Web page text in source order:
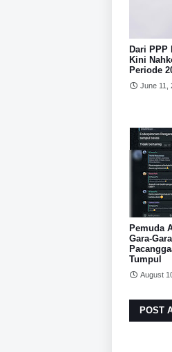
Dari PPP
Kini
Periode
June 11,
Pemuda
Gara-
Tumpul
August
POST